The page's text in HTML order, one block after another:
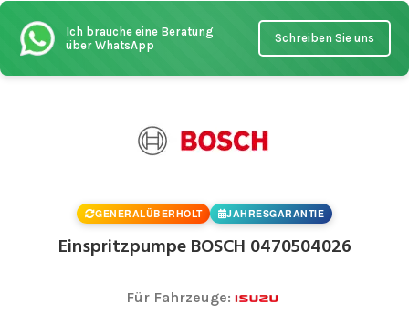
Ich brauche eine Beratung
über WhatsApp
Schreiben Sie uns
GENERALÜBERHOLT JAHRESGARANTIE
Einspritzpumpe BOSCH 0470504026
Für Fahrzeuge: